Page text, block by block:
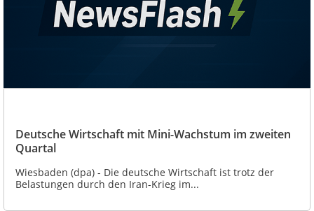
Deutsche Wirtschaft mit Mini-Wachstum im zweiten
Quartal
Wiesbaden (dpa) - Die deutsche Wirtschaft ist trotz der
Belastungen durch den Iran-Krieg im...